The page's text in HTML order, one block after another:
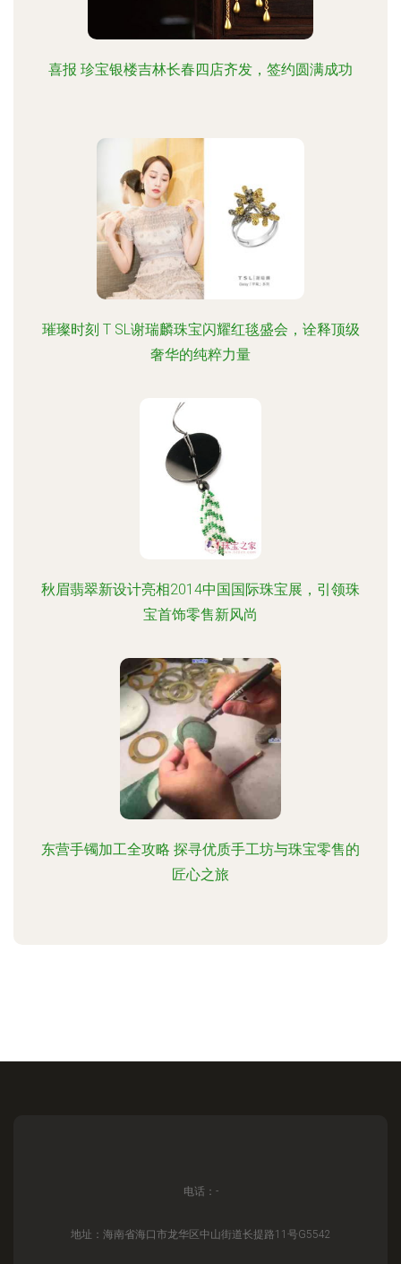
喜报 珍宝银楼吉林长春四店齐发，签约圆满成功
璀璨时刻 T SL谢瑞麟珠宝闪耀红毯盛会，诠释顶级
奢华的纯粹力量
秋眉翡翠新设计亮相2014中国国际珠宝展，引领珠
宝首饰零售新风尚
东营手镯加工全攻略 探寻优质手工坊与珠宝零售的
匠心之旅
电话：-
地址：海南省海口市龙华区中山街道长提路11号G5542